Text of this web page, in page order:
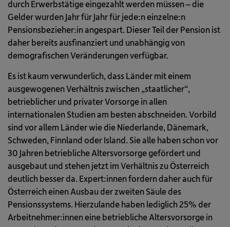
durch Erwerbstätige eingezahlt werden müssen – die
Gelder wurden Jahr für Jahr für jede:n einzelne:n
Pensionsbezieher:in angespart. Dieser Teil der Pension ist
daher bereits ausfinanziert und unabhängig von
demografischen Veränderungen verfügbar.
Es ist kaum verwunderlich, dass Länder mit einem
ausgewogenen Verhältnis zwischen „staatlicher“,
betrieblicher und privater Vorsorge in allen
internationalen Studien am besten abschneiden. Vorbild
sind vor allem Länder wie die Niederlande, Dänemark,
Schweden, Finnland oder Island. Sie alle haben schon vor
30 Jahren betriebliche Altersvorsorge gefördert und
ausgebaut und stehen jetzt im Verhältnis zu Österreich
deutlich besser da. Expert:innen fordern daher auch für
Österreich einen Ausbau der zweiten Säule des
Pensionssystems. Hierzulande haben lediglich 25% der
Arbeitnehmer:innen eine betriebliche Altersvorsorge in